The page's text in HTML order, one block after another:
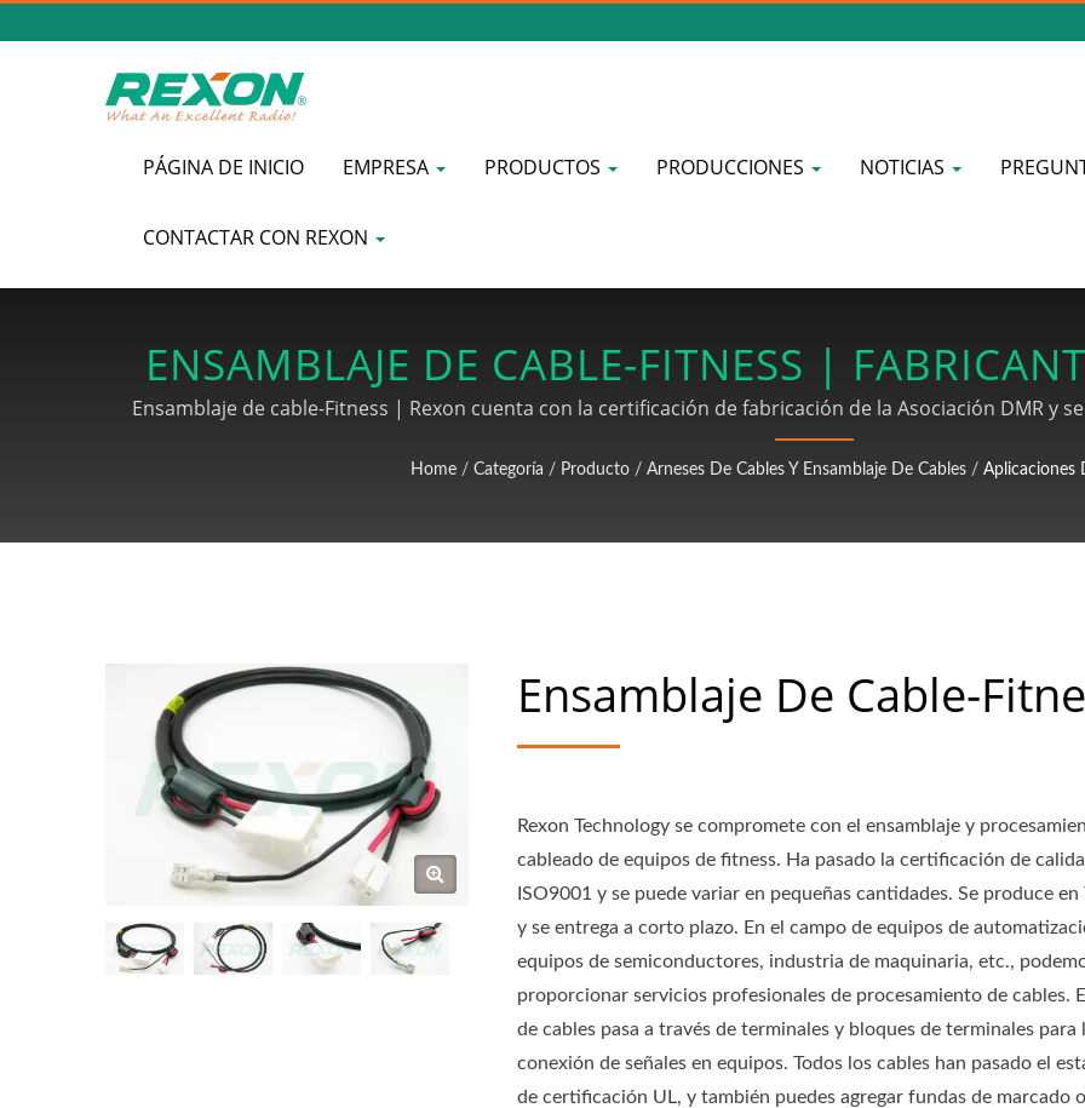
PÁGINA DE INICIO EMPRESA PRODUCTOS PRODUCCIONES NOTICIAS
CONTACTAR CON REXON
ENSAMBLAJE DE CABLE-FITNESS |
DE RADIO Y COMUNICACIÓN INALÁMBRICA
Ensamblaje de cable-Fitness | Rexon cuenta con la certificación de fabricación de la Asociación DMR y
También ofrecemos todo el proceso de PCBA, que incluye SMT, DIP, soldadura, ensamblaje y
nuestros productos de procesamiento de cables incluyen cableado de conectores MINI DIN, juegos
Home / Categoría / Producto / Arneses De Cables Y Ensamblaje De Cables / Aplicaciones
Ensamblaje De Cable-
Rexon Technology se compromete con el ensamblaje y
cableado de equipos de fitness. Ha pasado la certificación de
ISO9001 y se puede variar en pequeñas cantidades. Se produce en
y se entrega a corto plazo. En el campo de equipos de
equipos de semiconductores, industria de maquinaria, etc.,
proporcionar servicios profesionales de procesamiento de cables.
de cables pasa a través de terminales y bloques de terminales para
conexión de señales en equipos. Todos los cables han pasado el
de certificación UL, y también puedes agregar fundas de marcado